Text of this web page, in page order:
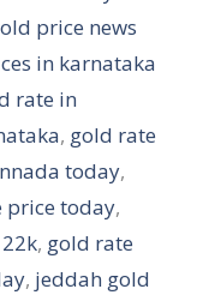
price news
in karnataka
rate in
, gold rate
today,
price today,
, gold rate
, jeddah gold